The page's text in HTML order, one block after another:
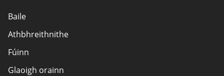
Baile
Athbhreithnithe
Fúinn
Glaoigh orainn